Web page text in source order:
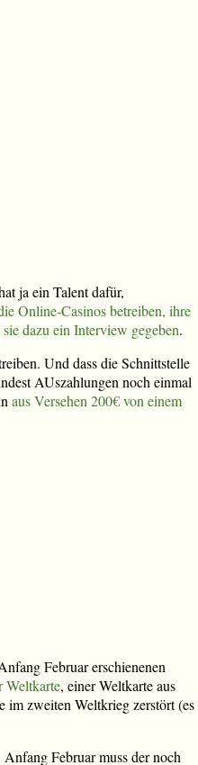
ja ein Talent dafür,
Online-Casinos betreiben, ihre
sie dazu ein Interview gegeben.
Und dass die Schnittstelle
AUszahlungen noch einmal
aus Versehen 200€ von einem
Februar erschienenen
Weltkarte, einer Weltkarte aus
im zweiten Weltkrieg zerstört (es
Anfang Februar muss der noch